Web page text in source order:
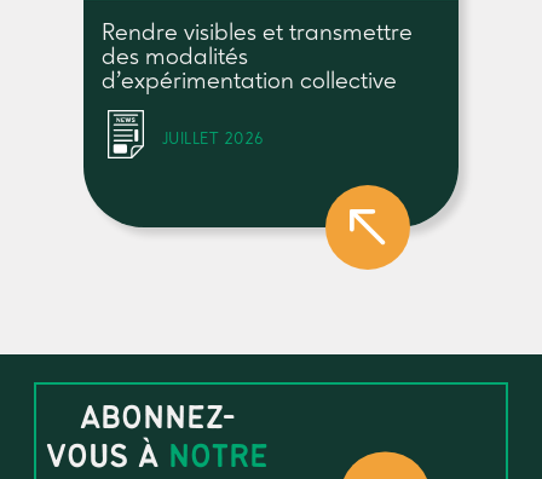
Rendre visibles et transmettre
des modalités
d’expérimentation collective
JUILLET 2026
ABONNEZ-
VOUS À NOTRE